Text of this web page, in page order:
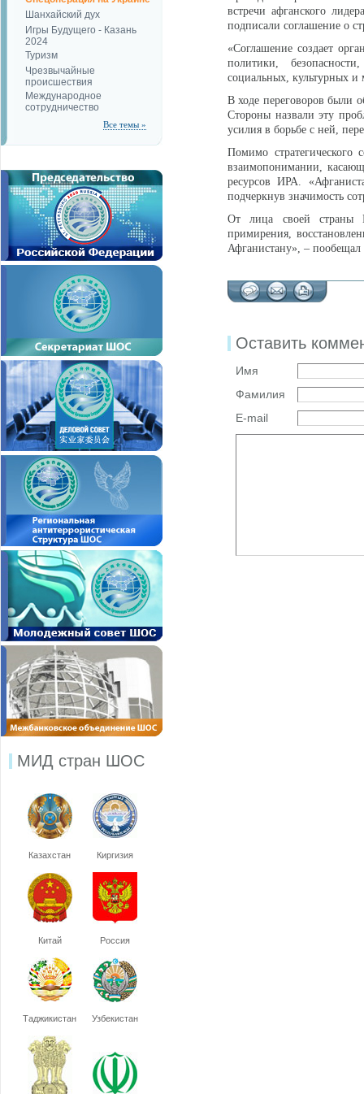
Шанхайский дух
Игры Будущего - Казань
2024
Туризм
Чрезвычайные
происшествия
Международное
сотрудничество
Все темы »
МИД стран ШОС
Казахстан Киргизия
Китай Россия
Таджикистан Узбекистан
встречи афганского
подписали соглашение о
«Соглашение создает
политики,
социальных, культурных
В ходе переговоров были
Стороны назвали эту
усилия в борьбе с ней,
Помимо
взаимопонимании,
ресурсов ИРА.
подчеркнув значимость
От лица своей страны
примирения,
Афганистану», – пообещал
Оставить
Имя
Фамилия
E-mail